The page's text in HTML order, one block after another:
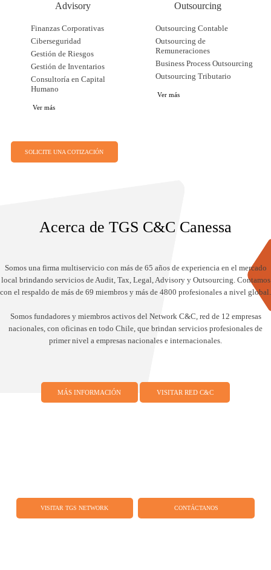
Advisory
Finanzas Corporativas
Ciberseguridad
Gestión de Riesgos
Gestión de Inventarios
Consultoría en Capital
Humano
Ver más
Outsourcing
Outsourcing Contable
Outsourcing de
Remuneraciones
Business Process Outsourcing
Outsourcing Tributario
Ver más
SOLICITE UNA COTIZACIÓN
Acerca de TGS C&C Canessa
Somos una firma multiservicio con más de 65 años de experiencia en el mercado
local brindando servicios de Audit, Tax, Legal, Advisory y Outsourcing. Contamos
con el respaldo de más de 69 miembros y más de 4800 profesionales a nivel global.
Somos fundadores y miembros activos del Network C&C, red de 12 empresas
nacionales, con oficinas en todo Chile, que brindan servicios profesionales de
primer nivel a empresas nacionales e internacionales.
MÁS INFORMACIÓN VISITAR RED C&C
VISITAR TGS NETWORK CONTÁCTANOS